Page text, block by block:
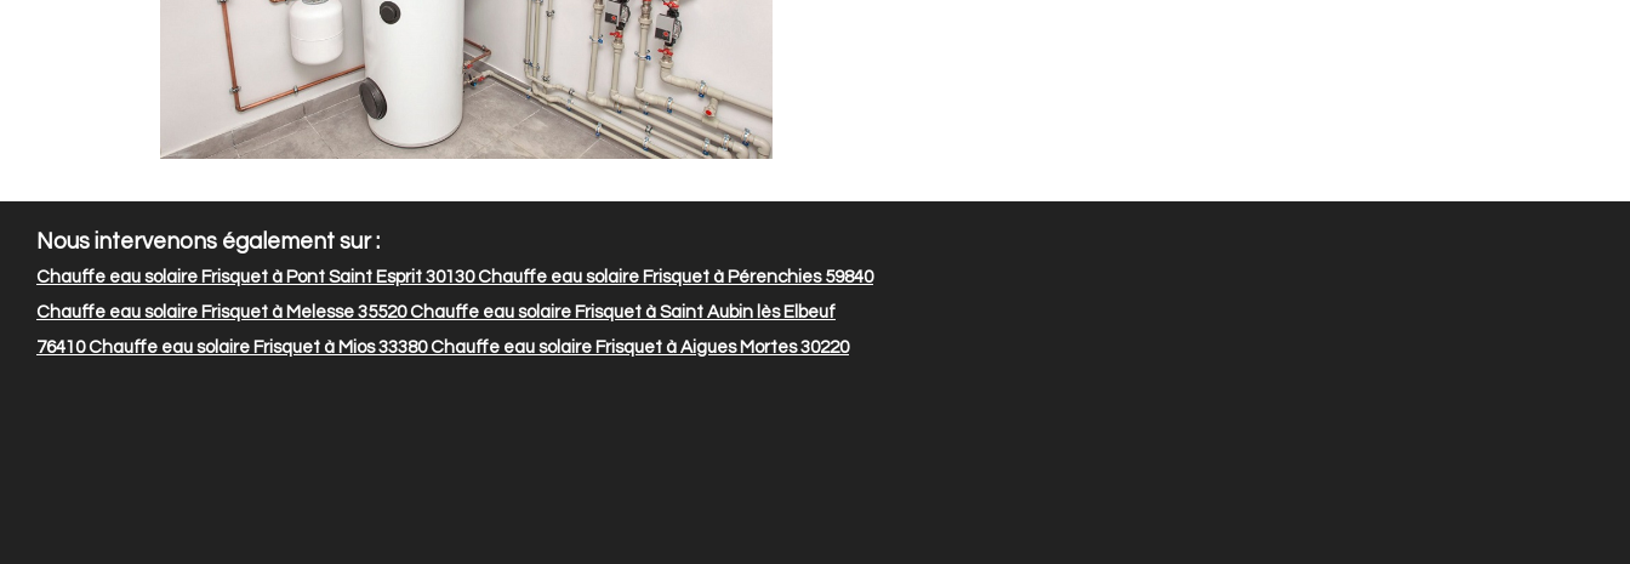
Nous intervenons également sur :
Chauffe eau solaire Frisquet à Pont Saint Esprit 30130Chauffe eau solaire Frisquet à Pérenchies 59840
Chauffe eau solaire Frisquet à Melesse 35520Chauffe eau solaire Frisquet à Saint Aubin lès Elbeuf
76410Chauffe eau solaire Frisquet à Mios 33380Chauffe eau solaire Frisquet à Aigues Mortes 30220